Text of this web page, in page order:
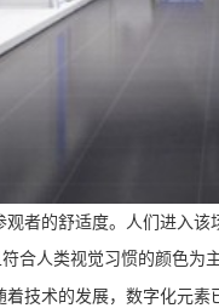
者的舒适度。人们进入
合人类视觉习惯的颜色为主
技术的发展，数字化元